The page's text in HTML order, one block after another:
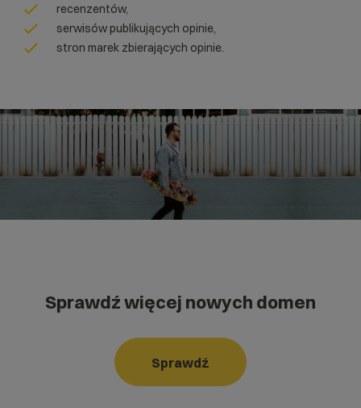
recenzentów,
serwisów publikujących opinie,
stron marek zbierających opinie.
Sprawdź więcej nowych domen
Sprawdź